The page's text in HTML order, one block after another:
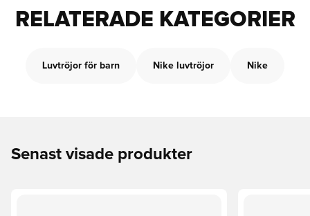
RELATERADE KATEGORIER
Luvtröjor för barn Nike luvtröjor Nike
Senast visade produkter